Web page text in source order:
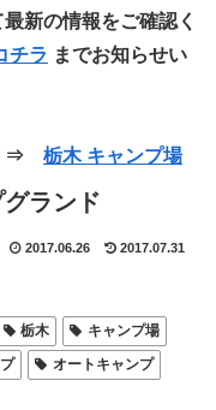
新の情報をご確認く
チラ までお知らせい
⇒ 栃木 キャンプ場
ランド
2017.06.26 2017.07.31
栃木
キャンプ場
オートキャンプ